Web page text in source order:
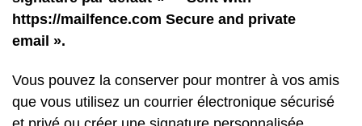
https://mailfence.com Secure and private
email ».
Vous pouvez la conserver pour montrer à vos amis
que vous utilisez un courrier électronique sécurisé